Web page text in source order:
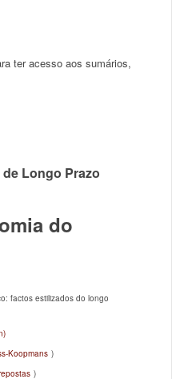
ter acesso aos sumários,
Longo Prazo
do
estilizados do longo
Koopmans )
)